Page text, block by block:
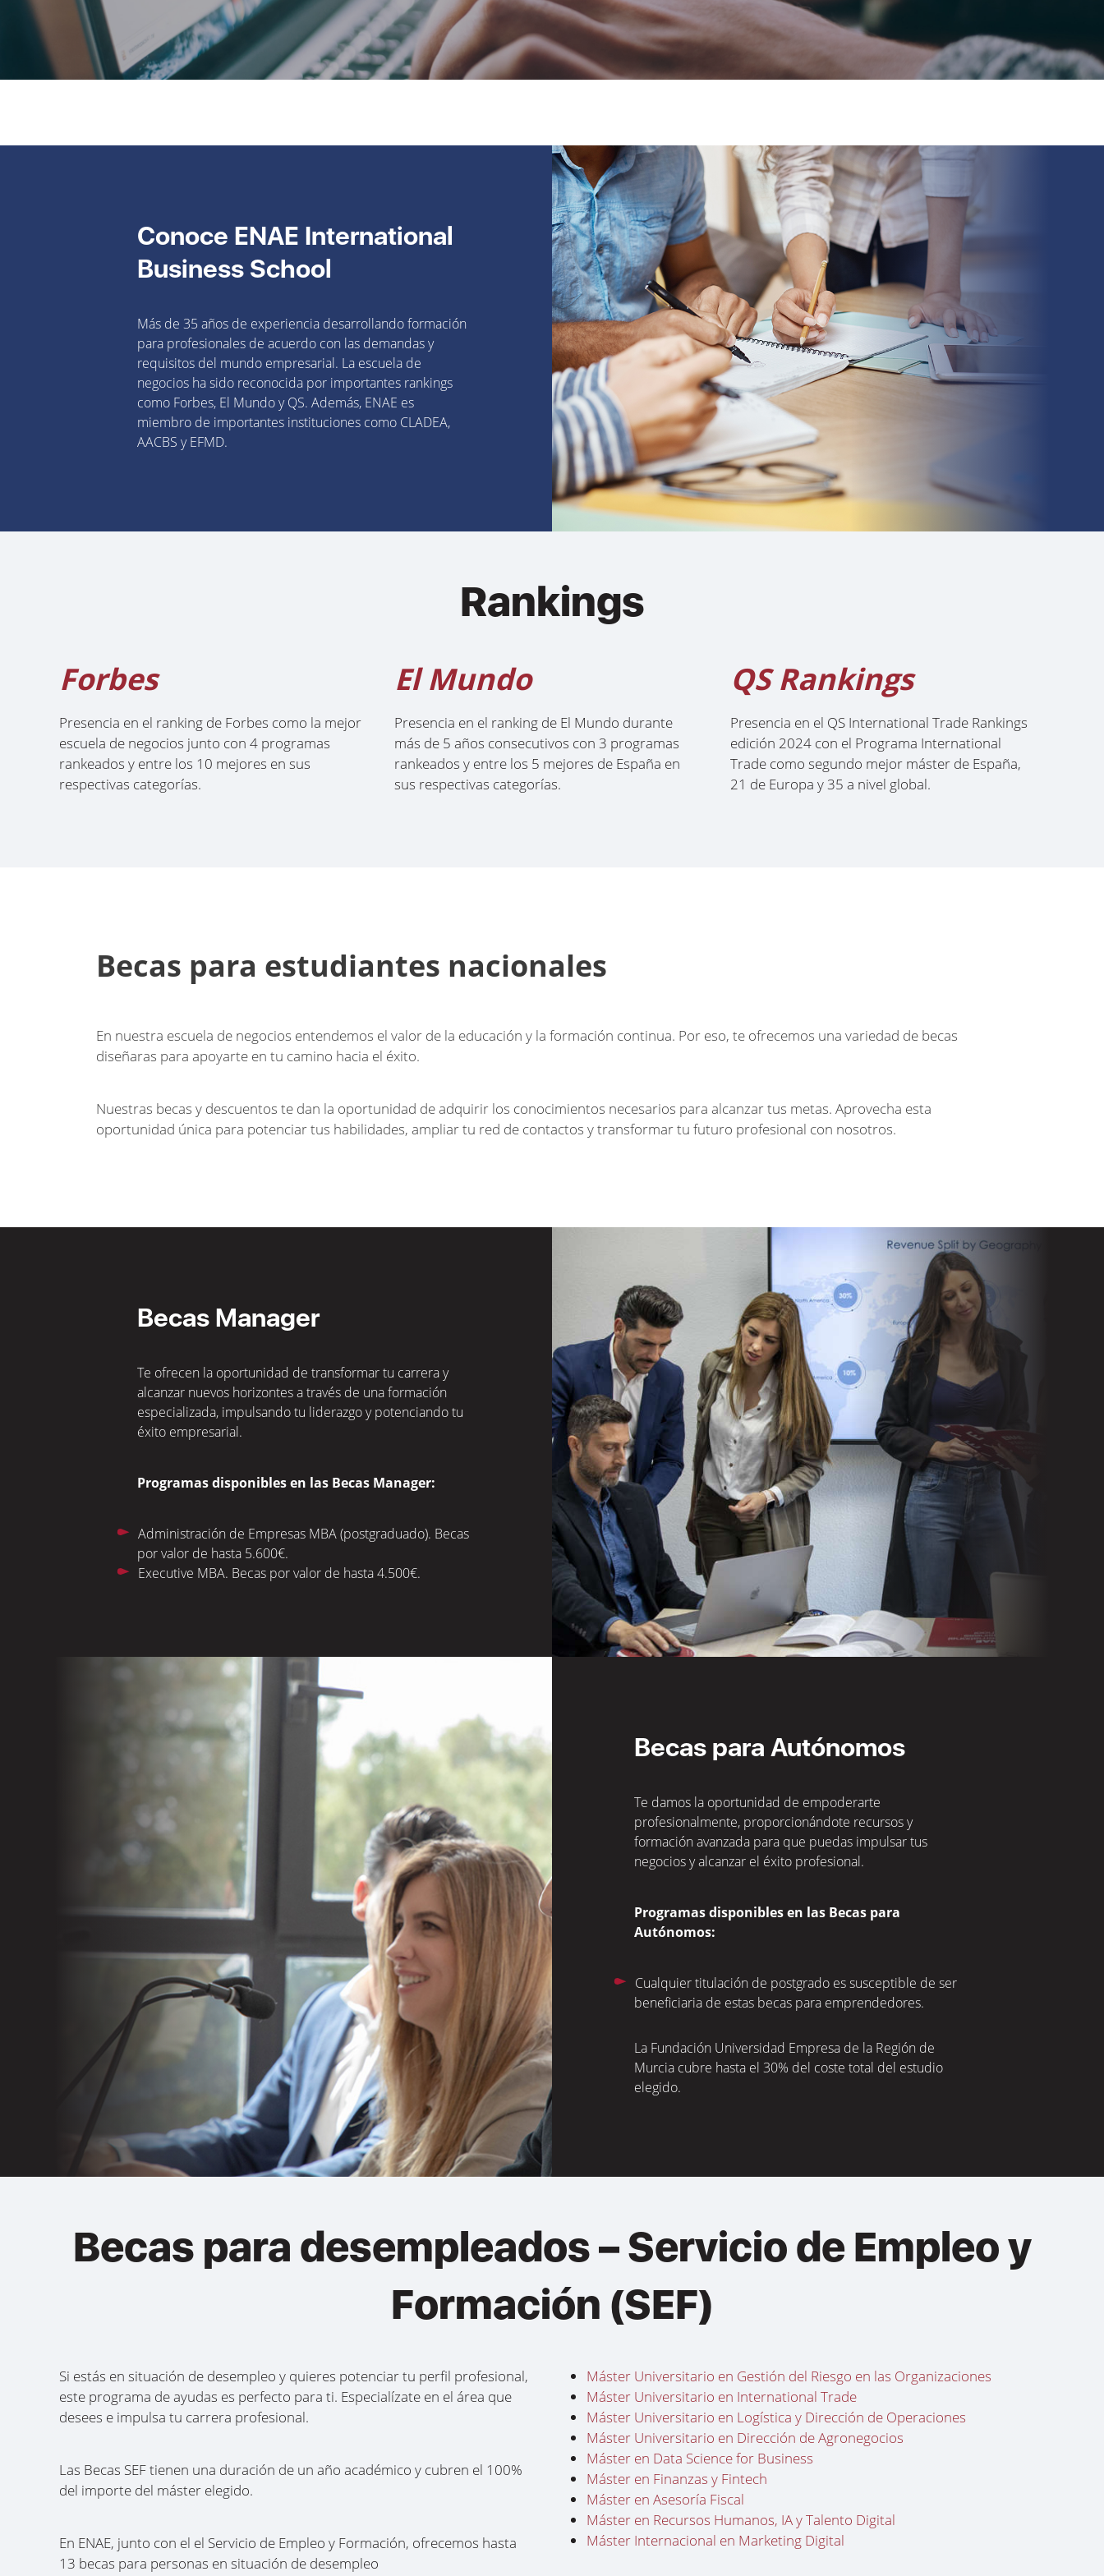
Conoce ENAE International
Business School
Más de 35 años de experiencia desarrollando formación
para profesionales de acuerdo con las demandas y
requisitos del mundo empresarial. La escuela de
negocios ha sido reconocida por importantes rankings
como Forbes, El Mundo y QS. Además, ENAE es
miembro de importantes instituciones como CLADEA,
AACBS y EFMD.
Rankings
Forbes
Presencia en el ranking de Forbes como la mejor
escuela de negocios junto con 4 programas
rankeados y entre los 10 mejores en sus
respectivas categorías.
El Mundo
Presencia en el ranking de El Mundo durante
más de 5 años consecutivos con 3 programas
rankeados y entre los 5 mejores de España en
sus respectivas categorías.
QS Rankings
Presencia en el QS International Trade Rankings
edición 2024 con el Programa International
Trade como segundo mejor máster de España,
21 de Europa y 35 a nivel global.
Becas para estudiantes nacionales
En nuestra escuela de negocios entendemos el valor de la educación y la formación continua. Por eso, te ofrecemos una variedad de becas
diseñaras para apoyarte en tu camino hacia el éxito.
Nuestras becas y descuentos te dan la oportunidad de adquirir los conocimientos necesarios para alcanzar tus metas. Aprovecha esta
oportunidad única para potenciar tus habilidades, ampliar tu red de contactos y transformar tu futuro profesional con nosotros.
Becas Manager
Te ofrecen la oportunidad de transformar tu carrera y
alcanzar nuevos horizontes a través de una formación
especializada, impulsando tu liderazgo y potenciando tu
éxito empresarial.
Programas disponibles en las Becas Manager:
Administración de Empresas MBA (postgraduado). Becas
por valor de hasta 5.600€.
Executive MBA. Becas por valor de hasta 4.500€.
Becas para Autónomos
Te damos la oportunidad de empoderarte
profesionalmente, proporcionándote recursos y
formación avanzada para que puedas impulsar tus
negocios y alcanzar el éxito profesional.
Programas disponibles en las Becas para
Autónomos:
Cualquier titulación de postgrado es susceptible de ser
beneficiaria de estas becas para emprendedores.
La Fundación Universidad Empresa de la Región de
Murcia cubre hasta el 30% del coste total del estudio
elegido.
Becas para desempleados – Servicio de Empleo y
Formación (SEF)
Si estás en situación de desempleo y quieres potenciar tu perfil profesional,
este programa de ayudas es perfecto para ti. Especialízate en el área que
desees e impulsa tu carrera profesional.
Las Becas SEF tienen una duración de un año académico y cubren el 100%
del importe del máster elegido.
En ENAE, junto con el el Servicio de Empleo y Formación, ofrecemos hasta
13 becas para personas en situación de desempleo
Máster Universitario en Gestión del Riesgo en las Organizaciones
Máster Universitario en International Trade
Máster Universitario en Logística y Dirección de Operaciones
Máster Universitario en Dirección de Agronegocios
Máster en Data Science for Business
Máster en Finanzas y Fintech
Máster en Asesoría Fiscal
Máster en Recursos Humanos, IA y Talento Digital
Máster Internacional en Marketing Digital